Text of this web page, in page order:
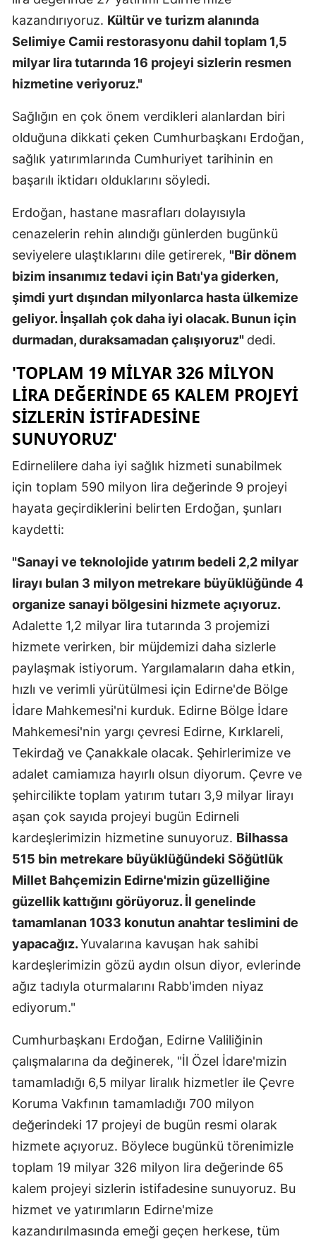
kazandırıyoruz. Kültür ve turizm alanında
Selimiye Camii restorasyonu dahil toplam 1,5
milyar lira tutarında 16 projeyi sizlerin resmen
hizmetine veriyoruz."
Sağlığın en çok önem verdikleri alanlardan biri
olduğuna dikkati çeken Cumhurbaşkanı Erdoğan,
sağlık yatırımlarında Cumhuriyet tarihinin en
başarılı iktidarı olduklarını söyledi.
Erdoğan, hastane masrafları dolayısıyla
cenazelerin rehin alındığı günlerden bugünkü
seviyelere ulaştıklarını dile getirerek, "Bir dönem
bizim insanımız tedavi için Batı'ya giderken,
şimdi yurt dışından milyonlarca hasta ülkemize
geliyor. İnşallah çok daha iyi olacak. Bunun için
durmadan, duraksamadan çalışıyoruz" dedi.
'TOPLAM 19 MILYAR 326 MILYON
LIRA DEĞERINDE 65 KALEM PROJEYI
SIZLERIN ISTIFADESINE
SUNUYORUZ'
Edirnelilere daha iyi sağlık hizmeti sunabilmek
için toplam 590 milyon lira değerinde 9 projeyi
hayata geçirdiklerini belirten Erdoğan, şunları
kaydetti:
"Sanayi ve teknolojide yatırım bedeli 2,2 milyar
lirayı bulan 3 milyon metrekare büyüklüğünde 4
organize sanayi bölgesini hizmete açıyoruz.
Adalette 1,2 milyar lira tutarında 3 projemizi
hizmete verirken, bir müjdemizi daha sizlerle
paylaşmak istiyorum. Yargılamaların daha etkin,
hızlı ve verimli yürütülmesi için Edirne'de Bölge
İdare Mahkemesi'ni kurduk. Edirne Bölge İdare
Mahkemesi'nin yargı çevresi Edirne, Kırklareli,
Tekirdağ ve Çanakkale olacak. Şehirlerimize ve
adalet camiamıza hayırlı olsun diyorum. Çevre ve
şehircilikte toplam yatırım tutarı 3,9 milyar lirayı
aşan çok sayıda projeyi bugün Edirneli
kardeşlerimizin hizmetine sunuyoruz. Bilhassa
515 bin metrekare büyüklüğündeki Söğütlük
Millet Bahçemizin Edirne'mizin güzelliğine
güzellik kattığını görüyoruz. İl genelinde
tamamlanan 1033 konutun anahtar teslimini de
yapacağız.Yuvalarına kavuşan hak sahibi
kardeşlerimizin gözü aydın olsun diyor, evlerinde
ağız tadıyla oturmalarını Rabb'imden niyaz
ediyorum."
Cumhurbaşkanı Erdoğan, Edirne Valiliğinin
çalışmalarına da değinerek, "İl Özel İdare'mizin
tamamladığı 6,5 milyar liralık hizmetler ile Çevre
Koruma Vakfının tamamladığı 700 milyon
değerindeki 17 projeyi de bugün resmi olarak
hizmete açıyoruz. Böylece bugünkü törenimizle
toplam 19 milyar 326 milyon lira değerinde 65
kalem projeyi sizlerin istifadesine sunuyoruz. Bu
hizmet ve yatırımların Edirne'mize
kazandırılmasında emeği geçen herkese, tüm